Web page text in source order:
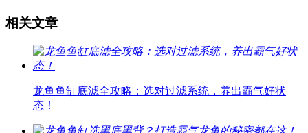
相关文章
龙鱼鱼缸底滤全攻略：选对过滤系统，养出霸气好状
态！